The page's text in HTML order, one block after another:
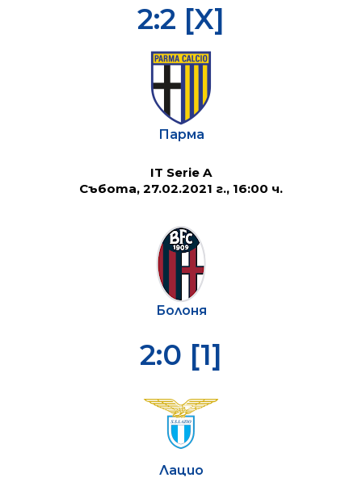
2:2 [X]
Парма
IT Serie A
Събота, 27.02.2021 г., 16:00 ч.
Болоня
2:0 [1]
Лацио